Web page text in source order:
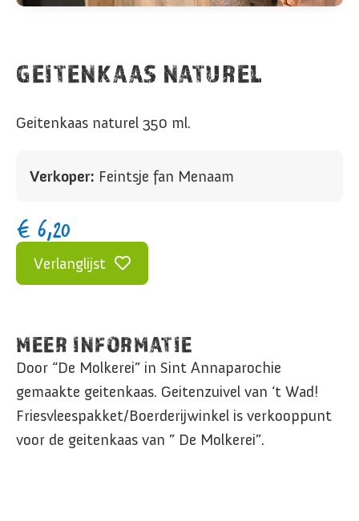
GEITENKAAS NATUREL
Geitenkaas naturel 350 ml.
Verkoper: Feintsje fan Menaam
€ 6,20
Verlanglijst
MEER INFORMATIE
Door “De Molkerei” in Sint Annaparochie
gemaakte geitenkaas. Geitenzuivel van ‘t Wad!
Friesvleespakket/Boerderijwinkel is verkooppunt
voor de geitenkaas van ” De Molkerei”.